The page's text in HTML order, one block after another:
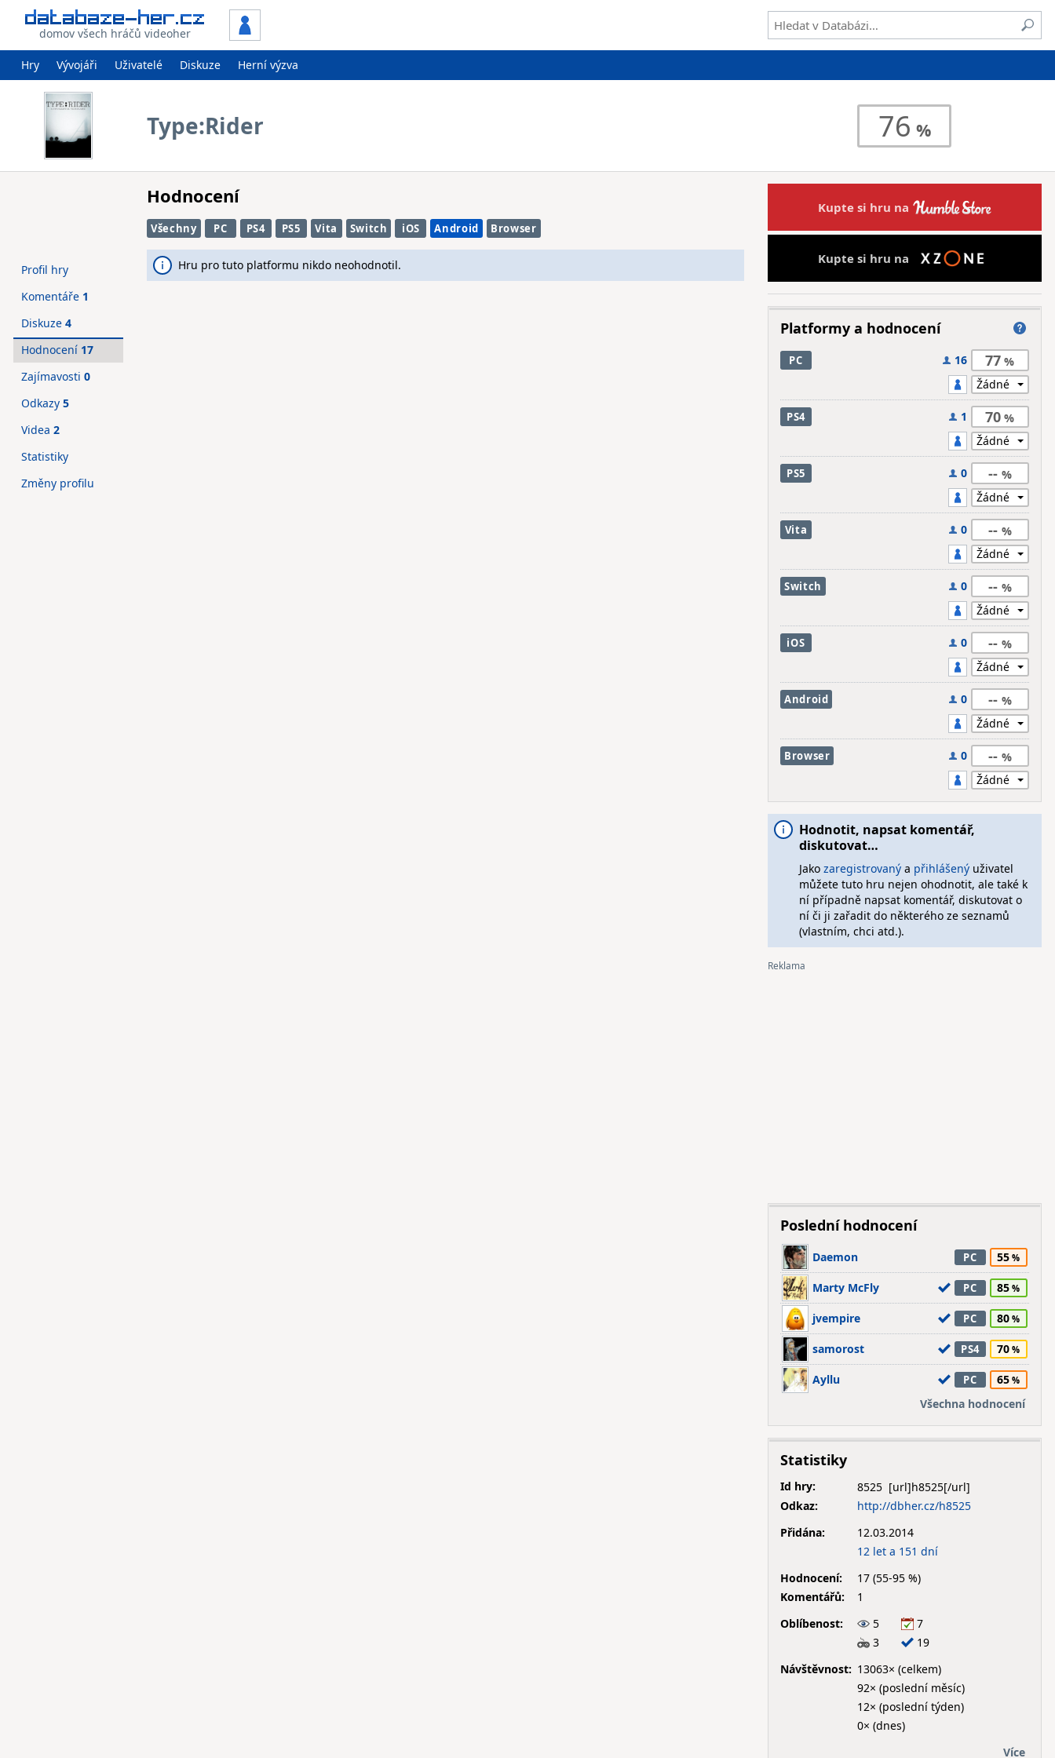
domov všech hráčů videoher
Hry Vývojáři Uživatelé Diskuze Herní výzva
Type:Rider 76
Hodnocení
Všechny PC PS4 PS5 Vita Switch iOS Android Browser
Hru pro tuto platformu nikdo neohodnotil.
Profil hry
Komentáře 1
Diskuze 4
Hodnocení 17
Zajímavosti 0
Odkazy 5
Videa 2
Statistiky
Změny profilu
Kupte si hru na
Kupte si hru na
Platformy a hodnocení
PC 16 77
PS4 1 70
PS5 0 --
Vita 0 --
Switch 0 --
iOS 0 --
Android 0 --
Browser 0 --
Hodnotit, napsat komentář,
diskutovat…
Jako zaregistrovanýa přihlášenýuživatel
můžete tuto hru nejen ohodnotit, ale také k
ní případně napsat komentář, diskutovat o
ní či ji zařadit do některého ze seznamů
(vlastním, chci atd.).
Poslední hodnocení
Daemon PC 55
Marty McFly PC 85
jvempire PC 80
samorost PS4 70
Ayllu PC
65
Všechna hodnocení
Statistiky
Id hry:
8525
Odkaz:
http://dbher.cz/h8525
Přidána:
12.03.2014
12 let a 151 dní
Hodnocení:
17 (55-95 %)
Komentářů:
1
Oblíbenost:
5
7
3
19
Návštěvnost: 13063× (celkem)
92× (poslední měsíc)
12× (poslední týden)
0× (dnes)
Více